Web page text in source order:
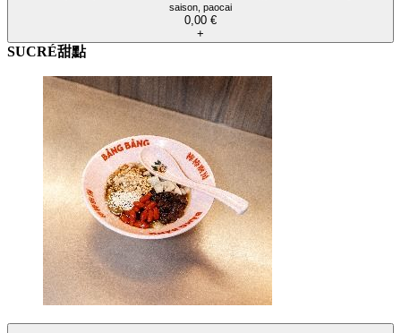
saison, paocai
0,00 €
+
SUCRÉ甜點